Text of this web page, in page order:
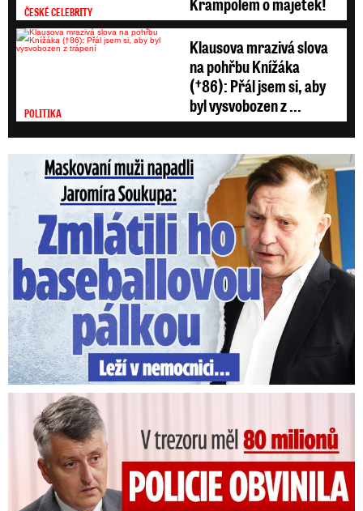
ČESKÉ CELEBRITY
POLITIKA
Klausova mrazivá slova
na pohřbu Knížáka
(†86): Přál jsem si, aby
byl vysvobozen z ...
Maskovaní muži napadli Jaromíra Soukupa: Krvavá nakládačka
V trezoru měl 80 milionů: Policie obvinila exšéfa železnic!